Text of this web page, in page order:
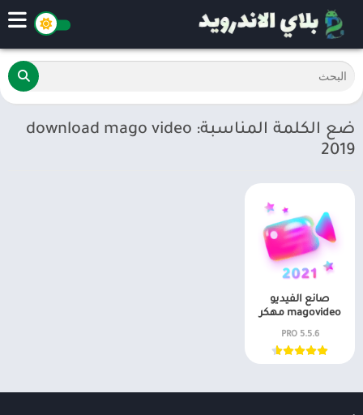
ضع الكلمة المناسبة: download mago video
2019
صانع الفيديو
magovideo مهكر
5.5.6 PRO